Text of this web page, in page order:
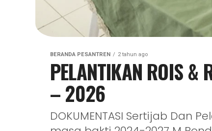
BERANDA PESANTREN 2 tahun ago
PELANTIKAN ROIS
– 2026
DOKUMENTASI Sertijab Dan